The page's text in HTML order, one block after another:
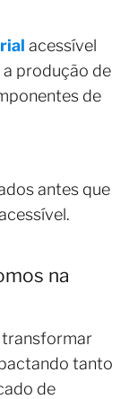
acessível
produção de
de
antes que
na
transformar
tanto
de